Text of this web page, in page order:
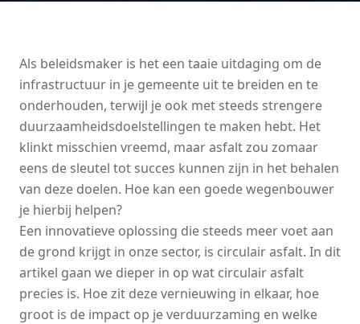
Als beleidsmaker is het een taaie uitdaging om de
infrastructuur in je gemeente uit te breiden en te
onderhouden, terwijl je ook met steeds strengere
duurzaamheidsdoelstellingen te maken hebt. Het
klinkt misschien vreemd, maar asfalt zou zomaar
eens de sleutel tot succes kunnen zijn in het behalen
van deze doelen. Hoe kan een goede wegenbouwer
je hierbij helpen?
Een innovatieve oplossing die steeds meer voet aan
de grond krijgt in onze sector, is circulair asfalt. In dit
artikel gaan we dieper in op wat circulair asfalt
precies is. Hoe zit deze vernieuwing in elkaar, hoe
groot is de impact op je verduurzaming en welke